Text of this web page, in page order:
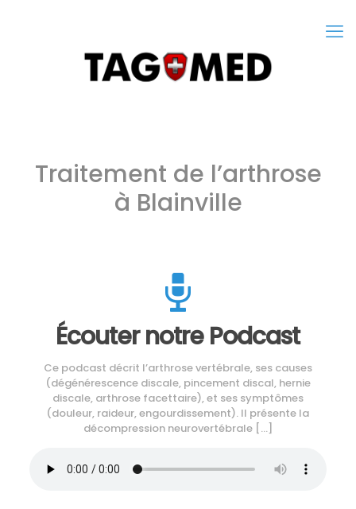
Traitement de l’arthrose
à Blainville
Écouter notre Podcast
Ce podcast décrit l’arthrose vertébrale, ses causes
(dégénérescence discale, pincement discal, hernie
discale, arthrose facettaire), et ses symptômes
(douleur, raideur, engourdissement). Il présente la
décompression neurovertébrale[…]